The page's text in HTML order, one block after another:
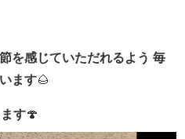
を感じていただれるよう 毎
ます🌰
す🍄